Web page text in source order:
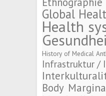
Global
Health
History of Medical
Infrastruktur /
Body